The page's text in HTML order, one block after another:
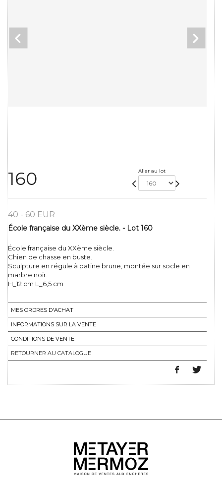
160 Aller au lot
40 - 60 EUR
École française du XXème siècle. - Lot 160
École française du XXème siècle.
Chien de chasse en buste.
Sculpture en régule à patine brune, montée sur socle en
marbre noir.
H_12 cm L_6,5 cm
MES ORDRES D'ACHAT
INFORMATIONS SUR LA VENTE
CONDITIONS DE VENTE
RETOURNER AU CATALOGUE